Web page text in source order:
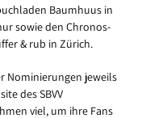
Baumhuus in
sowie den Chronos-
& rub in Zürich.
Nominierungen jeweils
des SBVV
viel, um ihre Fans